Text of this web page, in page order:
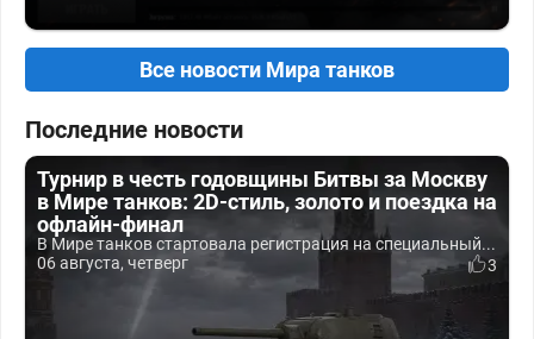
Все новости Мира танков
Последние новости
Турнир в честь годовщины Битвы за Москву
в Мире танков: 2D-стиль, золото и поездка на
офлайн-финал
В Мире танков стартовала регистрация на специальный...
06 августа, четверг
3